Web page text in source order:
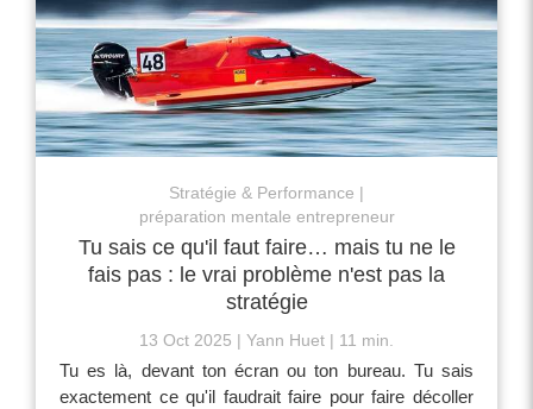
Stratégie & Performance
préparation mentale entrepreneur
Tu sais ce qu'il faut faire… mais tu ne le
fais pas : le vrai problème n'est pas la
stratégie
13 Oct 2025 Yann Huet 11 min.
Tu es là, devant ton écran ou ton bureau. Tu sais
exactement ce qu'il faudrait faire pour faire décoller